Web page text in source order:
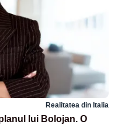
Realitatea din Italia
lui Bolojan. O